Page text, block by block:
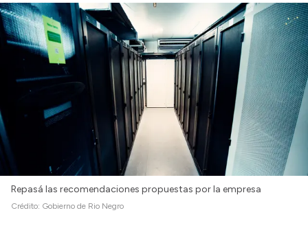
Repasá las recomendaciones propuestas por la empresa
Crédito: Gobierno de Rio Negro